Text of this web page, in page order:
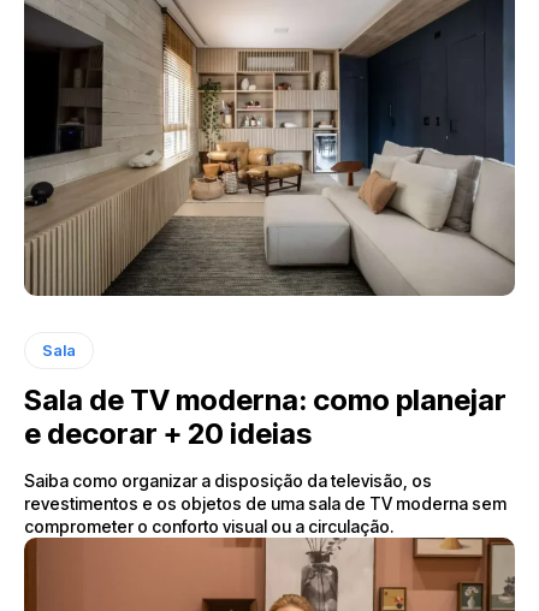
Sala
Sala de TV moderna: como planejar
e decorar + 20 ideias
Saiba como organizar a disposição da televisão, os
revestimentos e os objetos de uma sala de TV moderna sem
comprometer o conforto visual ou a circulação.